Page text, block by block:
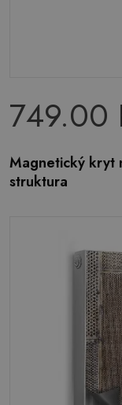
749.00
Magnetický kryt
struktura